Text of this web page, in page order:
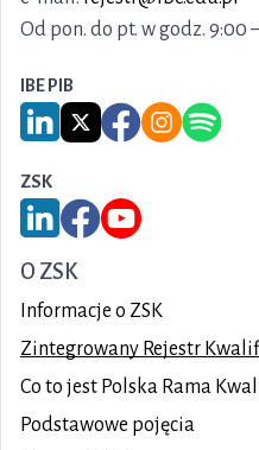
Od pon. do pt. w godz. 9:00
IBE PIB
Link do serwisu
Link do serwisu X
Link doLink doLink
ZSK
Link do serwisu
Link do Facebook
Link do
O ZSK
Informacje o ZSK
Zintegrowany Rejestr
Co to jest Polska Rama
Podstawowe pojęcia